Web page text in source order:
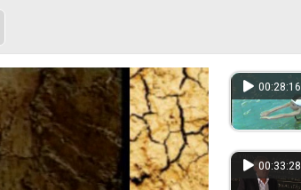
00:28:16
00:33:28